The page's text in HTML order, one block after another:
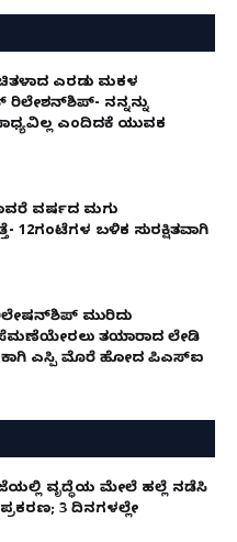
ಎರಡು ಮಕ್ಕಳ
ನನ್ನನ್ನು
ಎಂದಿದಕ್ಕೆ ಯುವಕ
ವರ್ಷದ ಮಗು
12ಗಂಟೆಗಳ ಬಳಿಕ ಸುರಕ್ಷಿತವಾಗಿ
ಮುರಿದು
ತಯಾರಾದ ಲೇಡಿ
ಎಸ್ಪಿ ಮೊರೆ ಹೋದ ಪಿಎಸ್ಐ
ವೃದ್ಧೆಯ ಮೇಲೆ ಹಲ್ಲೆ ನಡೆಸಿ
3 ದಿನಗಳಲ್ಲೇ